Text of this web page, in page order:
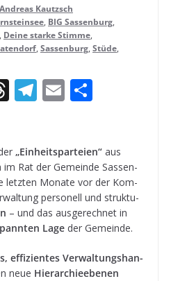
Andreas Kautzsch
, BIG Sassenburg,
, Deine starke Stimme,
, Sassenburg, Stüde,
T
e
a
d
s
T
g
r
a
m
E
l n
„Ein­heits­par­teien“ aus
im Rat der Gemeinde Sas­sen­
letz­ten Monate vor der Kom­
per­so­nell und struk­tu­
– und das aus­ge­rech­net in
Lage der Gemeinde.
effi­zi­en­tes Ver­wal­tungs­han­
neue Hier­ar­chie­ebe­nen